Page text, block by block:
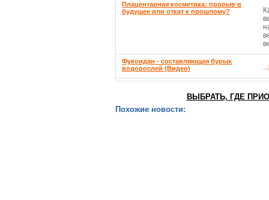
Плацентарная косметика: прорыв в
будущее или откат к прошлому?
Фукоидан - составляющая бурых
водорослей (Видео)
...
ВЫБРАТЬ, ГДЕ
Похожие новости: